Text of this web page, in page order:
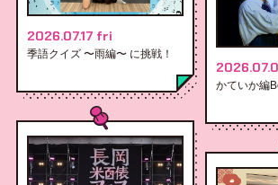
2026.07.17 fri
季語クイズ 〜雨編〜 に挑戦！
かていか編